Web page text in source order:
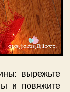
вырежьте
и повяжите